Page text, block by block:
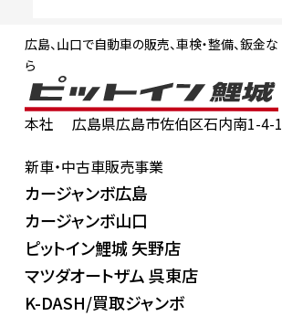
広島、山口で自動車の販売、車検・整備、鈑金な
ら
本社
広島県広島市佐伯区石内南1-4-1
新車・中古車販売事業
カージャンボ広島
カージャンボ山口
ピットイン鯉城 矢野店
マツダオートザム 呉東店
K-DASH/買取ジャンボ